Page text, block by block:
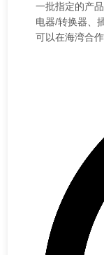
一批指定的产
电器/转换器、
可以在海湾合